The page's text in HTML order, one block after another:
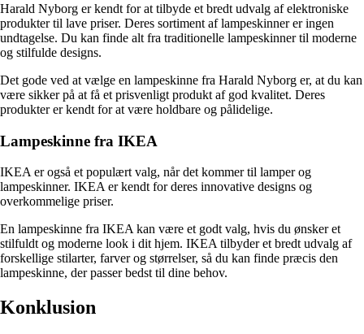
Harald Nyborg er kendt for at tilbyde et bredt udvalg af elektroniske
produkter til lave priser. Deres sortiment af lampeskinner er ingen
undtagelse. Du kan finde alt fra traditionelle lampeskinner til moderne
og stilfulde designs.
Det gode ved at vælge en lampeskinne fra Harald Nyborg er, at du kan
være sikker på at få et prisvenligt produkt af god kvalitet. Deres
produkter er kendt for at være holdbare og pålidelige.
Lampeskinne fra IKEA
IKEA er også et populært valg, når det kommer til lamper og
lampeskinner. IKEA er kendt for deres innovative designs og
overkommelige priser.
En lampeskinne fra IKEA kan være et godt valg, hvis du ønsker et
stilfuldt og moderne look i dit hjem. IKEA tilbyder et bredt udvalg af
forskellige stilarter, farver og størrelser, så du kan finde præcis den
lampeskinne, der passer bedst til dine behov.
Konklusion